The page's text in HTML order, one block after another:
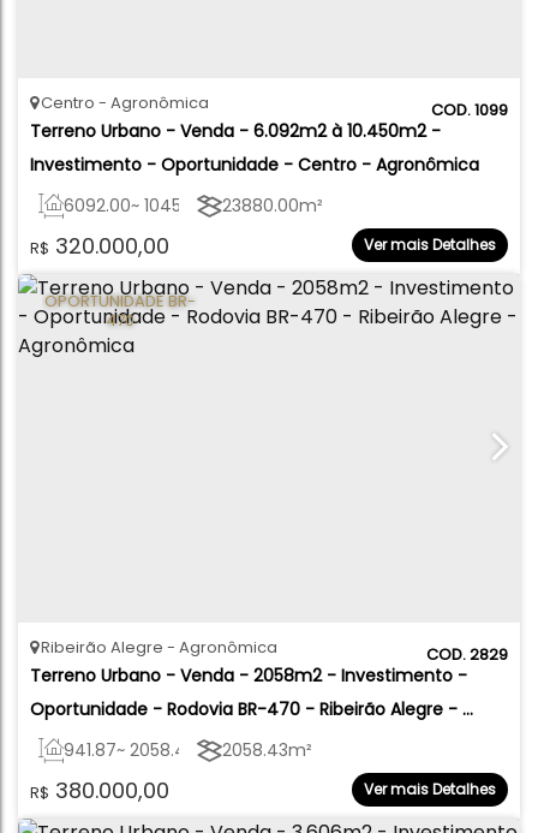
1099
Terreno Urbano - Venda - 6.092m2 à 10.450m2 -
Investimento - Oportunidade - Centro - Agronômica
R$ 320.000,00
Centro Agronômica
6092.00~ 10450 .00m²
23880.00m²
Ver mais Detalhes
OPORTUNIDADE BR-
470
2829
Terreno Urbano - Venda - 2058m2 - Investimento -
Oportunidade - Rodovia BR-470 - Ribeirão Alegre -
Agronômica
R$ 380.000,00
Ribeirão Alegre Agronômica
941.87~ 2058.43 m²2058.43m²
Ver mais Detalhes